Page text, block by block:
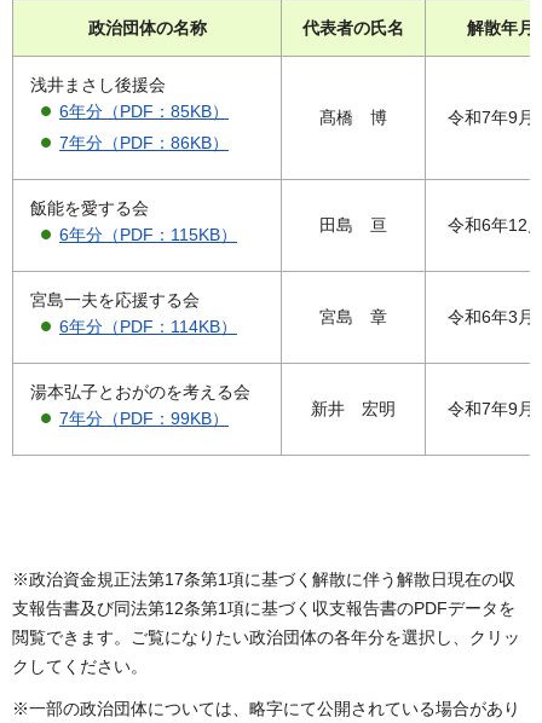
政治団体の名称 代表者の氏名 解散年月
浅井まさし後援会
6年分（PDF：85KB）
7年分（PDF：86KB）
髙橋 博 令和7年9月
飯能を愛する会
6年分（PDF：115KB）
田島 亘 令和6年12
宮島一夫を応援する会
6年分（PDF：114KB）
宮島 章 令和6年3月
湯本弘子とおがのを考える会
7年分（PDF：99KB）
新井 宏明 令和7年9月
※政治資金規正法第17条第1項に基づく解散に伴う解散日現在の収
支報告書及び同法第12条第1項に基づく収支報告書のPDFデータを
閲覧できます。ご覧になりたい政治団体の各年分を選択し、クリッ
クしてください。
※一部の政治団体については、略字にて公開されている場合があり